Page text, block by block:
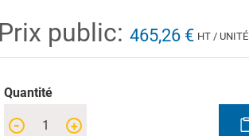
Prix public: 465,26 € HT / UNITÉ
Quantité
+
-